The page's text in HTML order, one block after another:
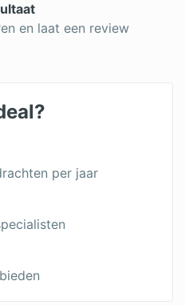
en laat een review
per jaar